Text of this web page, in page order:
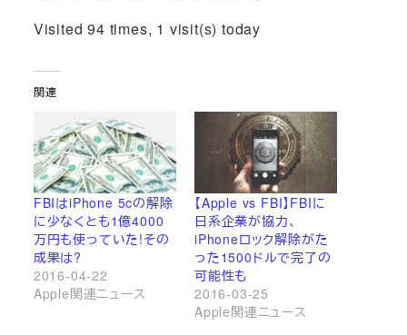
Visited 94 times, 1 visit(s) today
関連
FBIはiPhone 5cの解除
に少なくとも1億4000
万円も使っていた!その
成果は?
2016-04-22
Apple関連ニュース
【Apple vs FBI】FBIに
日系企業が協力、
iPhoneロック解除がた
った1500ドルで完了の
可能性も
2016-03-25
Apple関連ニュース